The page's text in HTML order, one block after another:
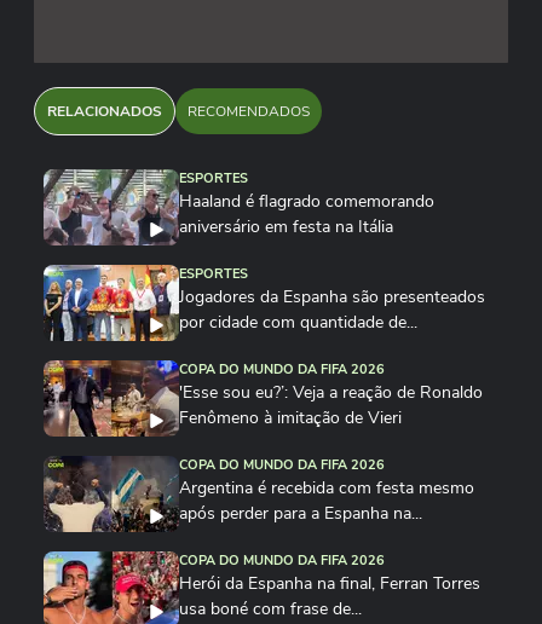
RELACIONADOS RECOMENDADOS
ESPORTES
Haaland é flagrado comemorando
aniversário em festa na Itália
ESPORTES
Jogadores da Espanha são presenteados
por cidade com quantidade de...
COPA DO MUNDO DA FIFA 2026
'Esse sou eu?’: Veja a reação de Ronaldo
Fenômeno à imitação de Vieri
COPA DO MUNDO DA FIFA 2026
Argentina é recebida com festa mesmo
após perder para a Espanha na...
COPA DO MUNDO DA FIFA 2026
Herói da Espanha na final, Ferran Torres
usa boné com frase de...